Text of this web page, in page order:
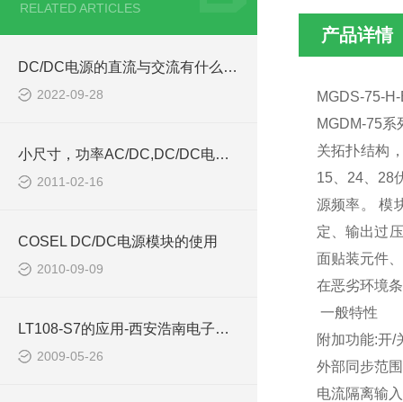
RELATED ARTICLES
DC/DC电源的直流与交流有什么区别
2022-09-28
小尺寸，功率AC/DC,DC/DC电源模块西安浩南电子
2011-02-16
COSEL DC/DC电源模块的使用
2010-09-09
LT108-S7的应用-西安浩南电子科技有限公司
2009-05-26
产品详情
MGDS-75-
MGDM-75
关拓扑结构
15、24、28
源频率。 模
定、输出过
面贴装元件
在恶劣环境
一般特性
附加功能:开/
外部同步范围
电流隔离输入